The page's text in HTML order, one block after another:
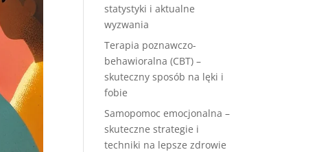
statystyki i aktualne
wyzwania
Terapia poznawczo-
behawioralna (CBT) –
skuteczny sposób na lęki i
fobie
Samopomoc emocjonalna –
skuteczne strategie i
techniki na lepsze zdrowie